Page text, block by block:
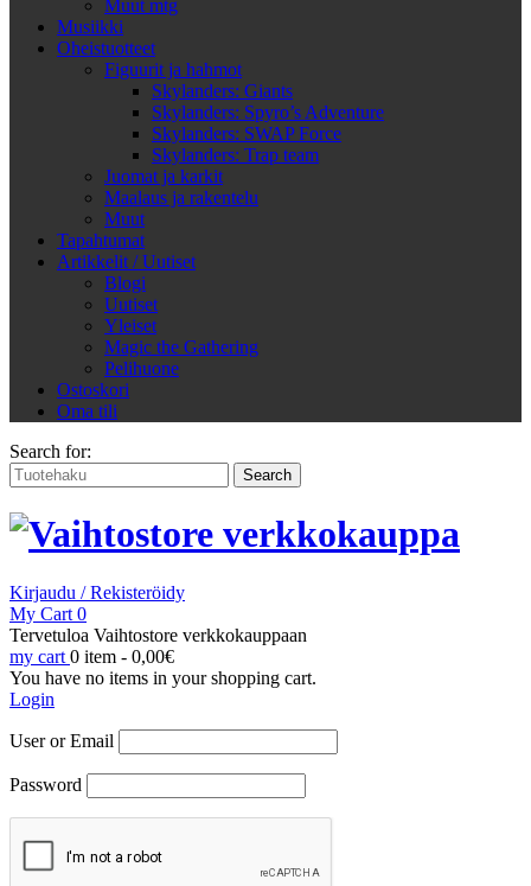
Muut mtg
Musiikki
Oheistuotteet
Figuurit ja hahmot
Skylanders: Giants
Skylanders: Spyro’s Adventure
Skylanders: SWAP Force
Skylanders: Trap team
Juomat ja karkit
Maalaus ja rakentelu
Muut
Tapahtumat
Artikkelit / Uutiset
Blogi
Uutiset
Yleiset
Magic the Gathering
Pelihuone
Ostoskori
Oma tili
Search for:
Kirjaudu / Rekisteröidy
My Cart 0
Tervetuloa Vaihtostore verkkokauppaan
my cart 0 item - 0,00€
You have no items in your shopping cart.
Login
User or Email
Password